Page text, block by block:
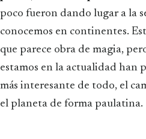
poco fueron dando lugar a la
conocemos en continentes.
que parece obra de magia,
estamos en la actualidad han
más interesante de todo, el
el planeta de forma paulatina.